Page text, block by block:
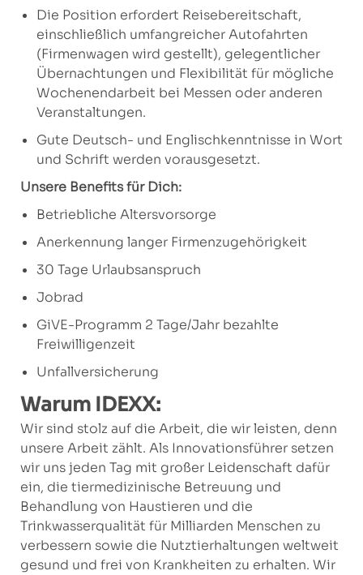
Die Position erfordert Reisebereitschaft,
einschließlich umfangreicher Autofahrten
(Firmenwagen wird gestellt), gelegentlicher
Übernachtungen und Flexibilität für mögliche
Wochenendarbeit bei Messen oder anderen
Veranstaltungen.
Gute Deutsch- und Englischkenntnisse in Wort
und Schrift werden vorausgesetzt.
Unsere Benefits für Dich:
Betriebliche Altersvorsorge
Anerkennung langer Firmenzugehörigkeit
30 Tage Urlaubsanspruch
Jobrad
GiVE-Programm 2 Tage/Jahr bezahlte
Freiwilligenzeit
Unfallversicherung
Warum IDEXX:
Wir sind stolz auf die Arbeit, die wir leisten, denn
unsere Arbeit zählt. Als Innovationsführer setzen
wir uns jeden Tag mit großer Leidenschaft dafür
ein, die tiermedizinische Betreuung und
Behandlung von Haustieren und die
Trinkwasserqualität für Milliarden Menschen zu
verbessern sowie die Nutztierhaltungen weltweit
gesund und frei von Krankheiten zu erhalten. Wir